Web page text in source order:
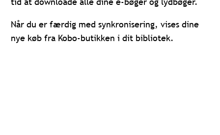
Når du er færdig med synkronisering, vises dine
nye køb fra Kobo-butikken i dit bibliotek.